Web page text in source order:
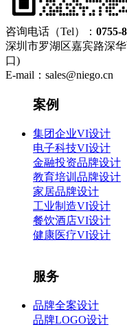
咨询电话（Tel）： 0755-
深圳市罗湖区嘉宾路深
口)
E-mail：sales@niego.cn
案例
集团企业VI设计
电子科技VI设计
金融投资品牌设计
教育培训品牌设计
家居品牌设计
工业制造VI设计
餐饮酒店VI设计
健康医疗VI设计
服务
品牌全案设计
品牌LOGO设计